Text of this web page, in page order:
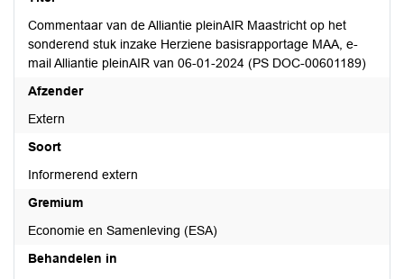
Commentaar van de Alliantie pleinAIR Maastricht op het
sonderend stuk inzake Herziene basisrapportage MAA, e-
mail Alliantie pleinAIR van 06-01-2024 (PS DOC-00601189)
Afzender
Extern
Soort
Informerend extern
Gremium
Economie en Samenleving (ESA)
Behandelen in